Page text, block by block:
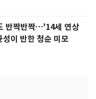
반짝반짝…'14세 연상
이 반한 청순 미모